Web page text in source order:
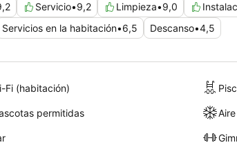
Servicio•9,2 Limpieza•9,0
Servicios en la habitación•6,5 Descanso•4,5
Fi (habitación)
permitidas